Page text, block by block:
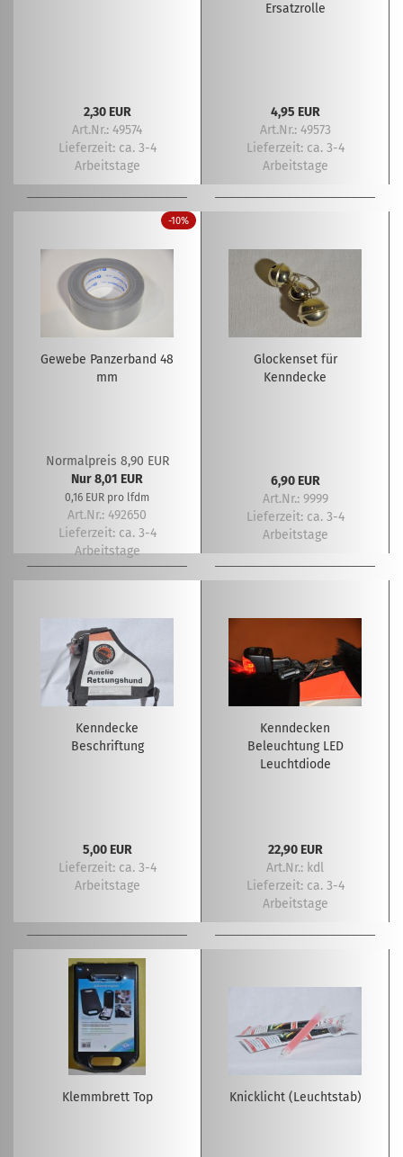
2,30 EUR
Art.Nr.: 49574
Lieferzeit: ca. 3-4
Arbeitstage
Ersatzrolle
4,95 EUR
Art.Nr.: 49573
Lieferzeit: ca. 3-4
Arbeitstage
-10%
Gewebe Panzerband 48
mm
Normalpreis 8,90 EUR
Nur 8,01 EUR
0,16 EUR pro lfdm
Art.Nr.: 492650
Lieferzeit: ca. 3-4
Arbeitstage
Glockenset für
Kenndecke
6,90 EUR
Art.Nr.: 9999
Lieferzeit: ca. 3-4
Arbeitstage
Kenndecke
Beschriftung
5,00 EUR
Lieferzeit: ca. 3-4
Arbeitstage
Kenndecken
Beleuchtung LED
Leuchtdiode
22,90 EUR
Art.Nr.: kdl
Lieferzeit: ca. 3-4
Arbeitstage
Klemmbrett Top Knicklicht (Leuchtstab)